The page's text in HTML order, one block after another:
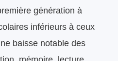
génération à
inférieurs à ceux
baisse notable des